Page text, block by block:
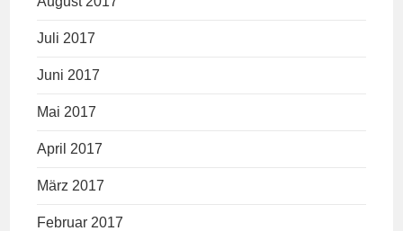
Juli 2017
Juni 2017
Mai 2017
April 2017
März 2017
Februar 2017